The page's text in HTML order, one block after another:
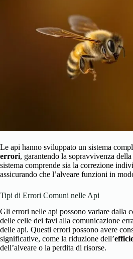
Le api hanno sviluppato un sistema
errori, garantendo la sopravvivenza
sistema comprende sia la correzione
assicurando che l’alveare funzioni in
Tipi di Errori Comuni nelle Api
Gli errori nelle api possono variare dalla
delle celle dei favi alla comunicazione
delle api. Questi errori possono avere
significative, come la riduzione dell’
dell’alveare o la perdita di risorse.